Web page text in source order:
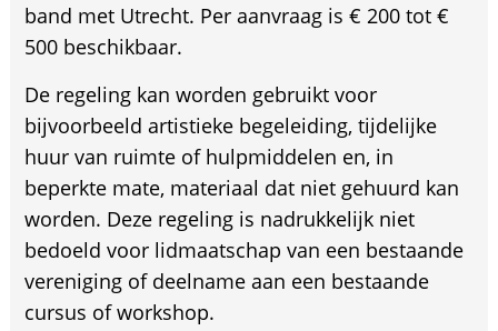
band met Utrecht. Per aanvraag is € 200 tot €
500 beschikbaar.
De regeling kan worden gebruikt voor
bijvoorbeeld artistieke begeleiding, tijdelijke
huur van ruimte of hulpmiddelen en, in
beperkte mate, materiaal dat niet gehuurd kan
worden. Deze regeling is nadrukkelijk niet
bedoeld voor lidmaatschap van een bestaande
vereniging of deelname aan een bestaande
cursus of workshop.